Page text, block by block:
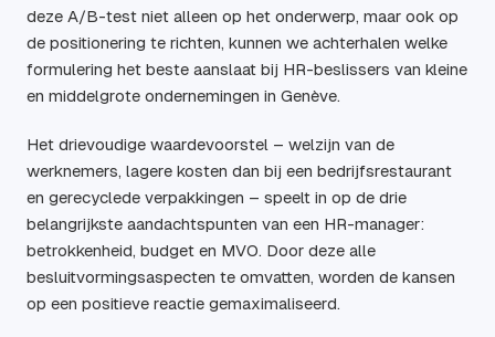
deze A/B-test niet alleen op het onderwerp, maar ook op
de positionering te richten, kunnen we achterhalen welke
formulering het beste aanslaat bij HR-beslissers van kleine
en middelgrote ondernemingen in Genève.
Het drievoudige waardevoorstel – welzijn van de
werknemers, lagere kosten dan bij een bedrijfsrestaurant
en gerecyclede verpakkingen – speelt in op de drie
belangrijkste aandachtspunten van een HR-manager:
betrokkenheid, budget en MVO. Door deze alle
besluitvormingsaspecten te omvatten, worden de kansen
op een positieve reactie gemaximaliseerd.